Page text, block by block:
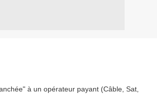
à un opérateur payant (Câble, Sat,